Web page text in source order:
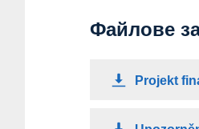
Файлове
Projekt